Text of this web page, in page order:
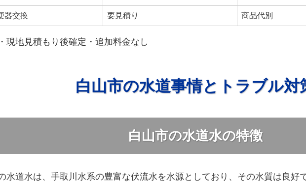
器交換 要見積り 商品代別
現地見積もり後確定・追加料金なし
白山市の水道事情とトラブル対
白山市の水道水の特徴
水道水は、手取川水系の豊富な伏流水を水源としており、その水質は良好